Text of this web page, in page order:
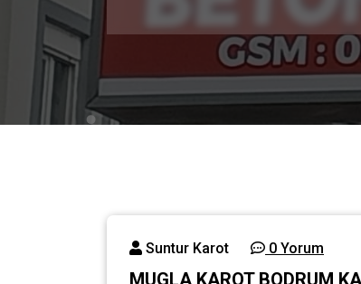
Suntur Karot 0 Yorum
MUGLA KAROT BODRUM